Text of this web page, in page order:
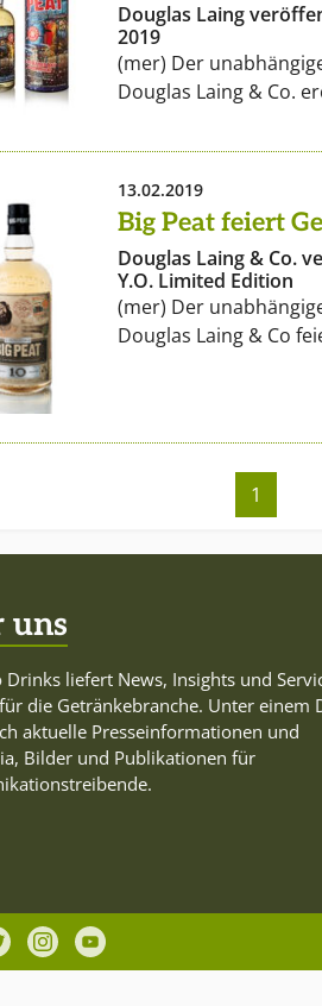
Douglas Laing
2019
(mer) Der
Douglas Laing & Co.
13.02.2019
Big Peat feiert
Douglas Laing & Co.
Y.O. Limited Edition
(mer) Der
Douglas Laing & Co
1
uns
Drinks liefert News, Insights und
die Getränkebranche. Unter einem
aktuelle Presseinformationen und
Bilder und Publikationen für